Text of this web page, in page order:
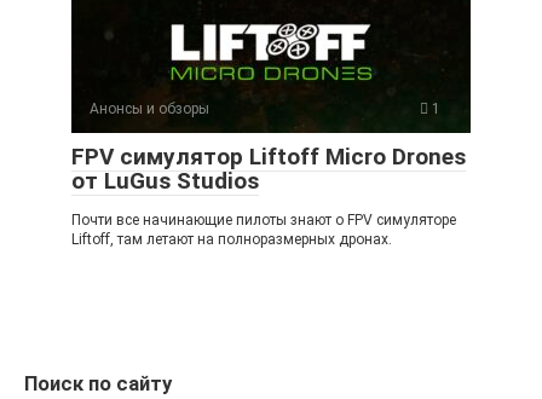
Анонсы и обзоры 1
FPV симулятор Liftoff Micro Drones
от LuGus Studios
Почти все начинающие пилоты знают о FPV симуляторе
Liftoff, там летают на полноразмерных дронах.
Поиск по сайту